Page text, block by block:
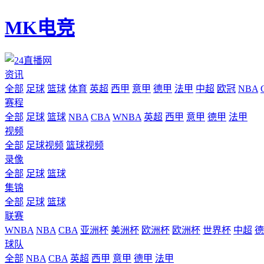
MK电竞
资讯
全部 足球 篮球 体育 英超 西甲 意甲 德甲 法甲 中超 欧冠 NBA
赛程
全部 足球 篮球 NBA CBA WNBA 英超 西甲 意甲 德甲 法甲
视频
全部 足球视频 篮球视频
录像
全部 足球 篮球
集锦
全部 足球 篮球
联赛
WNBA NBA CBA 亚洲杯 美洲杯 欧洲杯 欧洲杯 世界杯 中超
球队
全部 NBA CBA 英超 西甲 意甲 德甲 法甲